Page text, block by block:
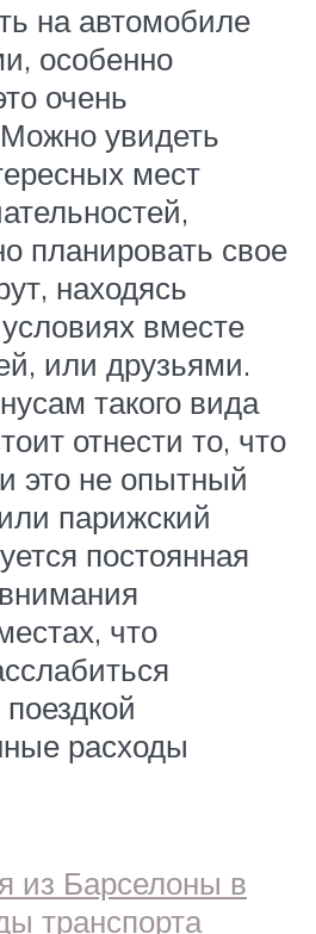
на автомобиле
особенно
очень
увидеть
мест
планировать свое
находясь
вместе
или друзьями.
такого вида
отнести то, что
это не опытный
парижский
постоянная
что
расходы